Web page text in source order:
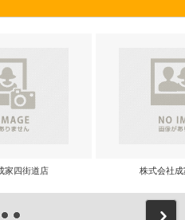
家四街道店 株式会社